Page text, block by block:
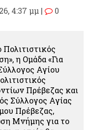
4:37 μμ |
0
η Ομάδα «Για
Αγίου
Πρέβεζας και
Σύλλογος Αγίας
Πρέβεζας,
Μνήμης για το